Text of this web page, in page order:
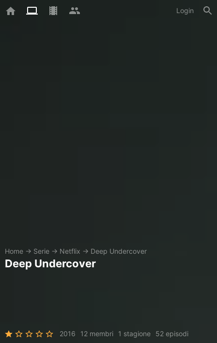
Login
Home → Serie → Netflix → Deep Undercover
Deep Undercover
2016 12 membri 1 stagione 52 episodi